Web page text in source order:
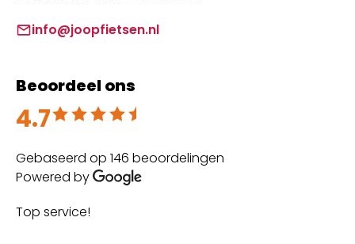
info@joopfietsen.nl
Beoordeel ons
4.7
Beoordeeld met 4.7 uit 5
Gebaseerd op 146 beoordelingen
Powered by
Top service!